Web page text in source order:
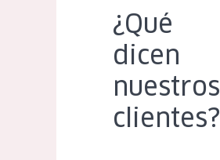
¿Qué
dicen
nuestros
clientes?